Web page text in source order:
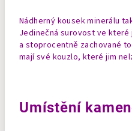
Nádherný kousek minerálu
Jedinečná surovost ve
a stoprocentně zachované
mají své kouzlo, které jim
Umístění